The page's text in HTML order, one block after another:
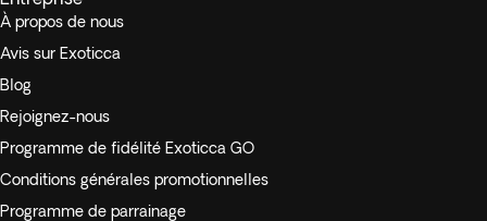
À propos de nous
Avis sur Exoticca
Blog
Rejoignez-nous
Programme de fidélité Exoticca GO
Conditions générales promotionnelles
Programme de parrainage